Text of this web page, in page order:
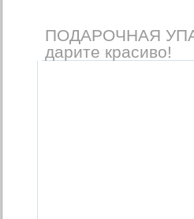
ПОДАРОЧНАЯ
дарите красиво!